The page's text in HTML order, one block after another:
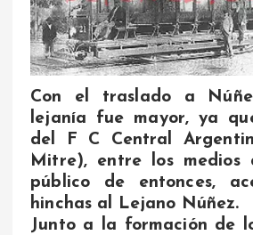
Con el traslado a
lejanía fue mayor, ya
del F C Central
Mitre), entre los medios
público de entonces,
hinchas al Lejano Núñez.
Junto a la formación de